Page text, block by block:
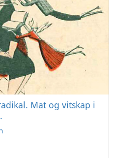
Mat og vitskap i